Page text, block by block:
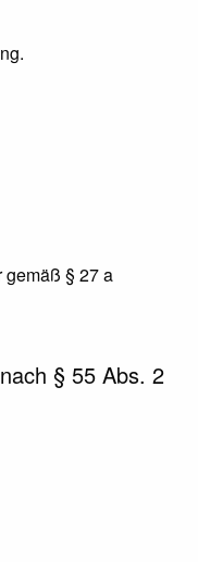
gemäß § 27 a
§ 55 Abs. 2